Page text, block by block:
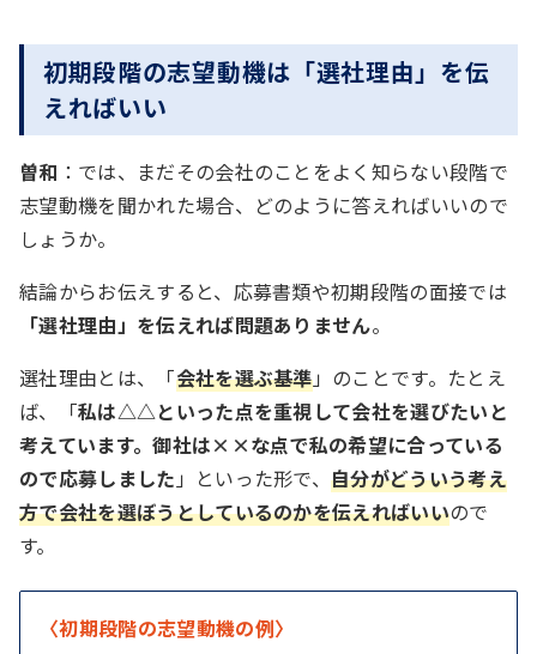
初期段階の志望動機は「選社理由」を伝
えればいい
曽和 ：では、まだその会社のことをよく知らない段階で
志望動機を聞かれた場合、どのように答えればいいので
しょうか。
結論からお伝えすると、応募書類や初期段階の面接では
「選社理由」を伝えれば問題ありません。
選社理由とは、「会社を選ぶ基準」のことです。たとえ
ば、「私は△△といった点を重視して会社を選びたいと
考えています。御社は××な点で私の希望に合っている
ので応募しました 」といった形で、自分がどういう考え
方で会社を選ぼうとしているのかを伝えればいいので
す。
〈初期段階の志望動機の例〉